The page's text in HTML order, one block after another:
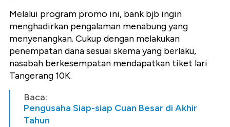
Melalui program promo ini, bank bjb ingin
menghadirkan pengalaman menabung yang
menyenangkan. Cukup dengan melakukan
penempatan dana sesuai skema yang berlaku,
nasabah berkesempatan mendapatkan tiket lari
Tangerang 10K.
Baca:
Pengusaha Siap-siap Cuan Besar di Akhir
Tahun